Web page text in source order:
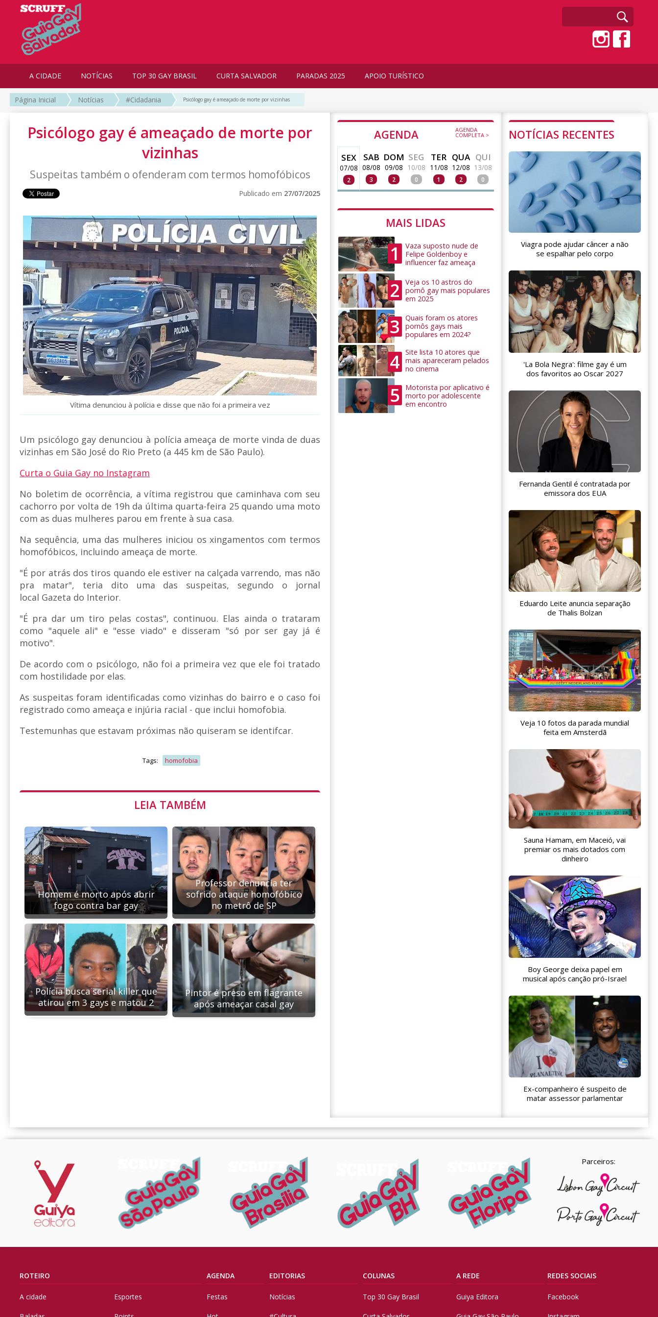
A CIDADE NOTÍCIAS TOP 30 GAY BRASIL CURTA SALVADOR PARADAS 2025 APOIO TURÍSTICO
Página Inicial Notícias #Cidadania Psicólogo gay é ameaçado de morte por vizinhas
Psicólogo gay é ameaçado de morte por
vizinhas
Suspeitas também o ofenderam com termos homofóbicos
Publicado em 27/07/2025
Vítima denunciou à polícia e disse que não foi a primeira vez
Um psicólogo gay denunciou à polícia ameaça de morte vinda de duas
vizinhas em São José do Rio Preto (a 445 km de São Paulo).
Curta o Guia Gay no Instagram
No boletim de ocorrência, a vítima registrou que caminhava com seu
cachorro por volta de 19h da última quarta-feira 25 quando uma moto
com as duas mulheres parou em frente à sua casa.
Na sequência, uma das mulheres iniciou os xingamentos com termos
homofóbicos, incluindo ameaça de morte.
"É por atrás dos tiros quando ele estiver na calçada varrendo, mas não
pra matar", teria dito uma das suspeitas, segundo o jornal
local Gazeta do Interior.
"É pra dar um tiro pelas costas", continuou. Elas ainda o trataram
como "aquele ali" e "esse viado" e disseram "só por ser gay já é
motivo".
De acordo com o psicólogo, não foi a primeira vez que ele foi tratado
com hostilidade por elas.
As suspeitas foram identificadas como vizinhas do bairro e o caso foi
registrado como ameaça e injúria racial - que inclui homofobia.
Testemunhas que estavam próximas não quiseram se identifcar.
Tags: homofobia
LEIA TAMBÉM
Homem é morto após abrir
fogo contra bar gay
Professor denuncia ter
sofrido ataque homofóbico
no metrô de SP
Polícia busca serial killer que
atirou em 3 gays e matou 2
Pintor é preso em flagrante
após ameaçar casal gay
AGENDA AGENDA
COMPLETA >
SEX
07/08
2
SAB
08/08
3
DOM
09/08
2
SEG
10/08
0
TER
11/08
1
QUA
12/08
2
QUI
13/08
0
MAIS LIDAS
1
Vaza suposto nude de
Felipe Goldenboy e
influencer faz ameaça
2
Veja os 10 astros do
pornô gay mais populares
em 2025
3
Quais foram os atores
pornôs gays mais
populares em 2024?
4
Site lista 10 atores que
mais apareceram pelados
no cinema
5
Motorista por aplicativo é
morto por adolescente
em encontro
NOTÍCIAS RECENTES
Viagra pode ajudar câncer a não
se espalhar pelo corpo
'La Bola Negra': filme gay é um
dos favoritos ao Oscar 2027
Fernanda Gentil é contratada por
emissora dos EUA
Eduardo Leite anuncia separação
de Thalis Bolzan
Veja 10 fotos da parada mundial
feita em Amsterdã
Sauna Hamam, em Maceió, vai
premiar os mais dotados com
dinheiro
Boy George deixa papel em
musical após canção pró-Israel
Ex-companheiro é suspeito de
matar assessor parlamentar
Parceiros:
ROTEIRO
A cidade Esportes
AGENDA
Festas
EDITORIAS
Notícias
COLUNAS
Top 30 Gay Brasil
A REDE
Guiya Editora
REDES SOCIAIS
Facebook